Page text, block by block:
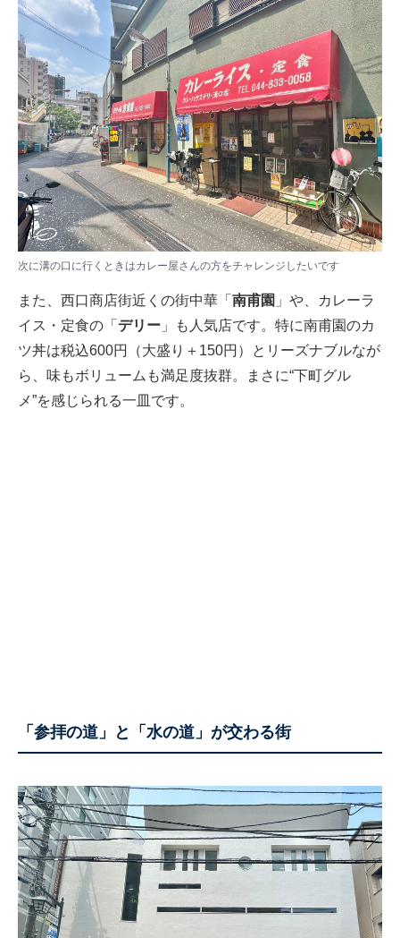
次に溝の口に行くときはカレー屋さんの方をチャレンジしたいです
また、西口商店街近くの街中華「 南甫園 」や、カレーラ
イス・定食の「 デリー 」も人気店です。特に南甫園のカ
ツ丼は税込600円（大盛り＋150円）とリーズナブルなが
ら、味もボリュームも満足度抜群。まさに“下町グル
メ”を感じられる一皿です。
「参拝の道」と「水の道」が交わる街